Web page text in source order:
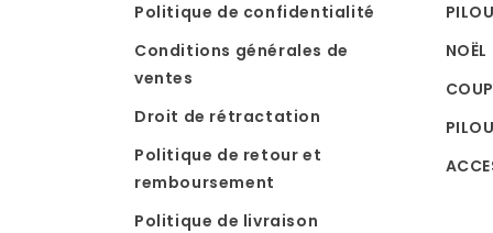
Politique de confidentialité
Conditions générales de
ventes
Droit de rétractation
Politique de retour et
remboursement
Politique de livraison
NOËL